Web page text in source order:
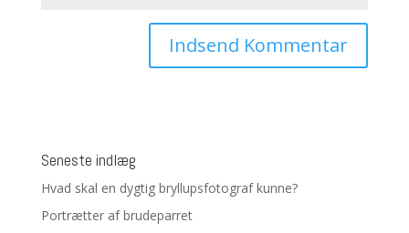
Seneste indlæg
Hvad skal en dygtig bryllupsfotograf kunne?
Portrætter af brudeparret